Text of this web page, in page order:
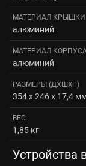
МАТЕРИАЛ КРЫШКИ
алюминий
МАТЕРИАЛ
алюминий
РАЗМЕРЫ (ДXШXТ)
354 x 246 x 17,4
ВЕС
1,85 кг
Устройства